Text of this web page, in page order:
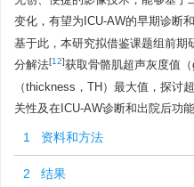
变化，有望为ICU-AW的早期诊断
基于此，本研究拟借鉴课题组前期
分解法[12]获取骨骼肌超声灰度值
（thickness，TH）最大值，探讨
关性及在ICU-AW诊断和出院后功
1 资料和方法
2 结果